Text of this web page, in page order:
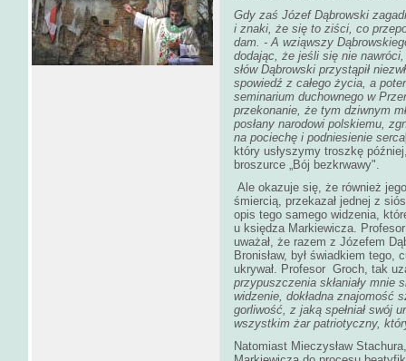
Gdy zaś Józef Dąbrowski
i znaki, że się to ziści, co
dam. - A wziąwszy
dodając, że jeśli się nie
słów Dąbrowski przystąpił
spowiedź z całego życia, a
seminarium duchownego w
przekonanie, że tym dziwnym
posłany narodowi polskiemu,
na pociechę i podniesienie serca
który usłyszymy troszkę
broszurce „Bój bezkrwawy".
Ale okazuje się, że również
śmiercią, przekazał jednej z
opis tego samego widzenia,
u księdza Markiewicza.
uważał, że razem z Józefem
Bronisław, był świadkiem
ukrywał. Profesor Groch, tak
przypuszczenia skłaniały mnie
widzenie, dokładna znajomość
gorliwość, z jaką spełniał swój
wszystkim żar patriotyczny,
Natomiast Mieczysław